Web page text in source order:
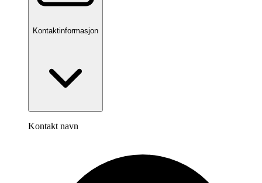
Kontaktinformasjon
Kontakt navn